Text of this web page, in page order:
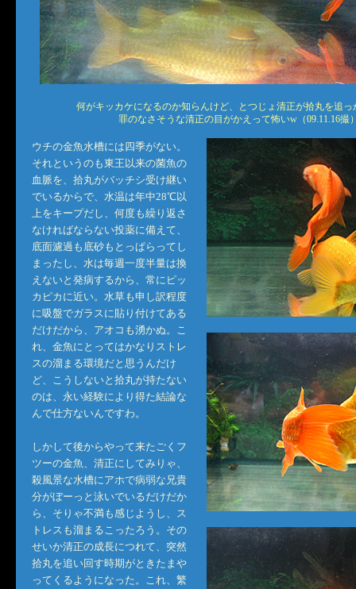
何がキッカケになるのか知らんけど、とつじょ清正が拾丸を追っ
罪のなさそうな清正の目がかえって怖いw（09.11.16撮
ウチの金魚水槽には四季がない。
それというのも東王以来の菌魚の
血脈を、拾丸がバッチシ受け継い
でいるからで、水温は年中28℃以
上をキープだし、何度も繰り返さ
なければならない投薬に備えて、
底面濾過も底砂もとっぱらってし
まったし、水は毎週一度半量は換
えないと発病するから、常にピッ
カピカに近い。水草も申し訳程度
に吸盤でガラスに貼り付けてある
だけだから、アオコも湧かぬ。こ
れ、金魚にとってはかなりストレ
スの溜まる環境だと思うんだけ
ど、こうしないと拾丸が持たない
のは、永い経験により得た結論な
んで仕方ないんですわ。
しかして後からやって来たごくフ
ツーの金魚、清正にしてみりゃ、
殺風景な水槽にアホで病弱な兄貴
分がぼーっと泳いでいるだけだか
ら、そりゃ不満も感じようし、ス
トレスも溜まるこったろう。その
せいか清正の成長につれて、突然
拾丸を追い回す時期がときたまや
ってくるようになった。これ、繁